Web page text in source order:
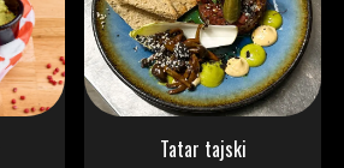
Tatar tajski